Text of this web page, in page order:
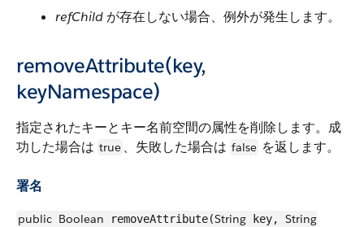
refChild が存在しない場合、例外が発生します。
removeAttribute(key,
keyNamespace)
指定されたキーとキー名前空間の属性を削除します。成
功した場合は true 、失敗した場合は false を返します。
署名
public Boolean removeAttribute(String key, String